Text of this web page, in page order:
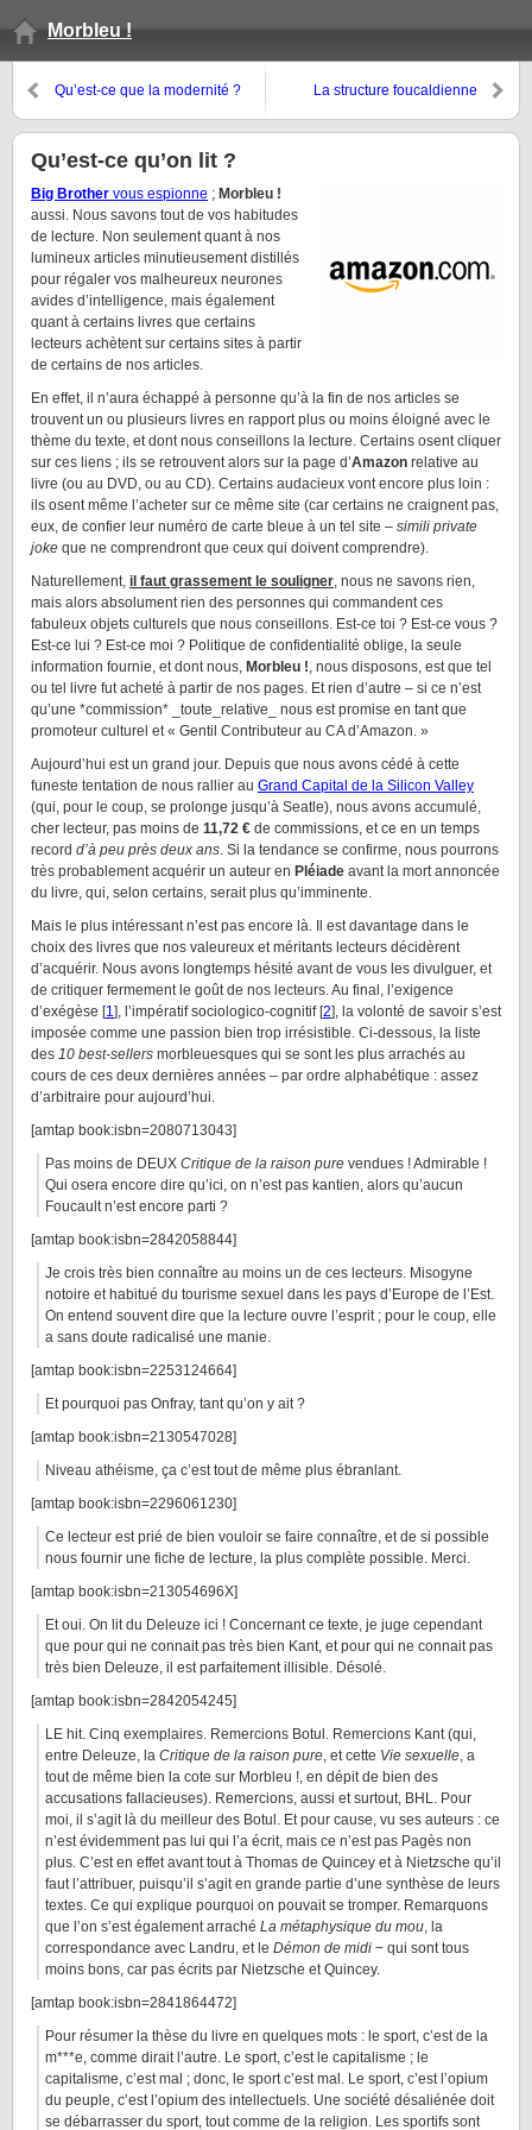
Morbleu !
Qu’est-ce que la modernité ?
La structure foucaldienne
Qu’est-ce qu’on lit ?
Big Brother vous espionne ; Morbleu !
aussi. Nous savons tout de vos habitudes
de lecture. Non seulement quant à nos
lumineux articles minutieusement distillés
pour régaler vos malheureux neurones
avides d’intelligence, mais également
quant à certains livres que certains
lecteurs achètent sur certains sites à partir
de certains de nos articles.
En effet, il n’aura échappé à personne qu’à la fin de nos articles se
trouvent un ou plusieurs livres en rapport plus ou moins éloigné avec le
thème du texte, et dont nous conseillons la lecture. Certains osent cliquer
sur ces liens ; ils se retrouvent alors sur la page d’Amazon relative au
livre (ou au DVD, ou au CD). Certains audacieux vont encore plus loin :
ils osent même l’acheter sur ce même site (car certains ne craignent pas,
eux, de confier leur numéro de carte bleue à un tel site – simili private
joke que ne comprendront que ceux qui doivent comprendre).
Naturellement, il faut grassement le souligner, nous ne savons rien,
mais alors absolument rien des personnes qui commandent ces
fabuleux objets culturels que nous conseillons. Est-ce toi ? Est-ce vous ?
Est-ce lui ? Est-ce moi ? Politique de confidentialité oblige, la seule
information fournie, et dont nous, Morbleu !, nous disposons, est que tel
ou tel livre fut acheté à partir de nos pages. Et rien d’autre – si ce n’est
qu’une *commission* _toute_relative_ nous est promise en tant que
promoteur culturel et « Gentil Contributeur au CA d’Amazon. »
Aujourd’hui est un grand jour. Depuis que nous avons cédé à cette
funeste tentation de nous rallier au Grand Capital de la Silicon Valley
(qui, pour le coup, se prolonge jusqu’à Seatle), nous avons accumulé,
cher lecteur, pas moins de 11,72 € de commissions, et ce en un temps
record d’à peu près deux ans. Si la tendance se confirme, nous pourrons
très probablement acquérir un auteur en Pléiade avant la mort annoncée
du livre, qui, selon certains, serait plus qu’imminente.
Mais le plus intéressant n’est pas encore là. Il est davantage dans le
choix des livres que nos valeureux et méritants lecteurs décidèrent
d’acquérir. Nous avons longtemps hésité avant de vous les divulguer, et
de critiquer fermement le goût de nos lecteurs. Au final, l’exigence
d’exégèse [1], l’impératif sociologico-cognitif [2], la volonté de savoir s’est
imposée comme une passion bien trop irrésistible. Ci-dessous, la liste
des 10 best-sellers morbleuesques qui se sont les plus arrachés au
cours de ces deux dernières années – par ordre alphabétique : assez
d’arbitraire pour aujourd’hui.
[amtap book:isbn=2080713043]
Pas moins de DEUX Critique de la raison pure vendues ! Admirable !
Qui osera encore dire qu’ici, on n’est pas kantien, alors qu’aucun
Foucault n’est encore parti ?
[amtap book:isbn=2842058844]
Je crois très bien connaître au moins un de ces lecteurs. Misogyne
notoire et habitué du tourisme sexuel dans les pays d’Europe de l’Est.
On entend souvent dire que la lecture ouvre l’esprit ; pour le coup, elle
a sans doute radicalisé une manie.
[amtap book:isbn=2253124664]
Et pourquoi pas Onfray, tant qu’on y ait ?
[amtap book:isbn=2130547028]
Niveau athéisme, ça c’est tout de même plus ébranlant.
[amtap book:isbn=2296061230]
Ce lecteur est prié de bien vouloir se faire connaître, et de si possible
nous fournir une fiche de lecture, la plus complète possible. Merci.
[amtap book:isbn=213054696X]
Et oui. On lit du Deleuze ici ! Concernant ce texte, je juge cependant
que pour qui ne connait pas très bien Kant, et pour qui ne connait pas
très bien Deleuze, il est parfaitement illisible. Désolé.
[amtap book:isbn=2842054245]
LE hit. Cinq exemplaires. Remercions Botul. Remercions Kant (qui,
entre Deleuze, la Critique de la raison pure, et cette Vie sexuelle, a
tout de même bien la cote sur Morbleu !, en dépit de bien des
accusations fallacieuses). Remercions, aussi et surtout, BHL. Pour
moi, il s’agit là du meilleur des Botul. Et pour cause, vu ses auteurs : ce
n’est évidemment pas lui qui l’a écrit, mais ce n’est pas Pagès non
plus. C’est en effet avant tout à Thomas de Quincey et à Nietzsche qu’il
faut l’attribuer, puisqu’il s’agit en grande partie d’une synthèse de leurs
textes. Ce qui explique pourquoi on pouvait se tromper. Remarquons
que l’on s’est également arraché La métaphysique du mou, la
correspondance avec Landru, et le Démon de midi − qui sont tous
moins bons, car pas écrits par Nietzsche et Quincey.
[amtap book:isbn=2841864472]
Pour résumer la thèse du livre en quelques mots : le sport, c’est de la
m***e, comme dirait l’autre. Le sport, c’est le capitalisme ; le
capitalisme, c’est mal ; donc, le sport c’est mal. Le sport, c’est l’opium
du peuple, c’est l’opium des intellectuels. Une société désaliénée doit
se débarrasser du sport, tout comme de la religion. Les sportifs sont